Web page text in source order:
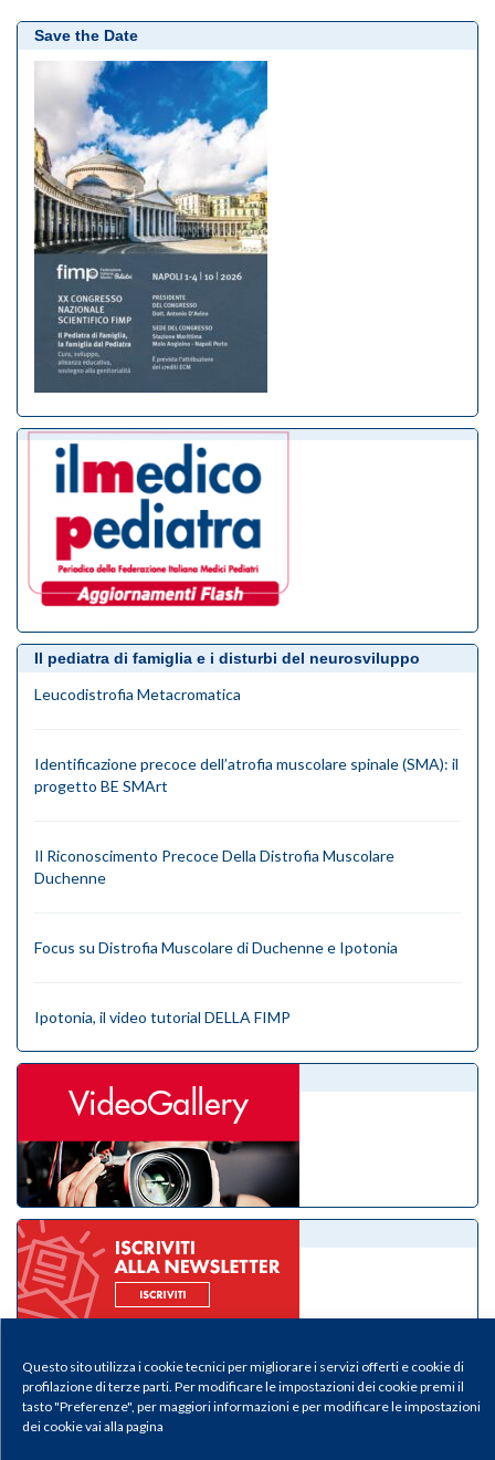
Questo sito utilizza i cookie tecnici per migliorare i servizi offerti e cookie di
profilazione di terze parti. Per modificare le impostazioni dei cookie premi il
tasto "Preferenze", per maggiori informazioni e per modificare le impostazioni
dei cookie vai alla pagina
Save the Date
Il pediatra di famiglia e i disturbi del neurosviluppo
Leucodistrofia Metacromatica
Identificazione precoce dell’atrofia muscolare spinale (SMA): il
progetto BE SMArt
Il Riconoscimento Precoce Della Distrofia Muscolare
Duchenne
Focus su Distrofia Muscolare di Duchenne e Ipotonia
Ipotonia, il video tutorial DELLA FIMP
eNewsletter